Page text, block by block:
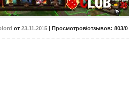
от 23.11.2015 | Просмотров/отзывов: 803/0